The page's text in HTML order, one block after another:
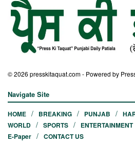
© 2026 presskitaquat.com- Powered by
Navigate Site
HOME BREAKING PUNJAB
WORLD
SPORTS ENTERTAINMENT
E-Paper
CONTACT US